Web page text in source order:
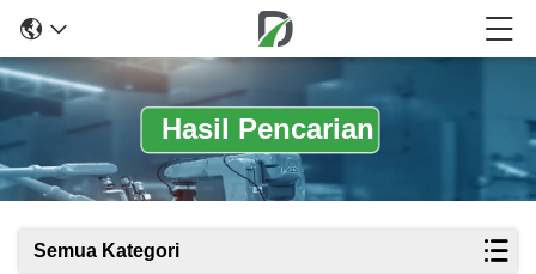
Hasil Pencarian
Semua Kategori